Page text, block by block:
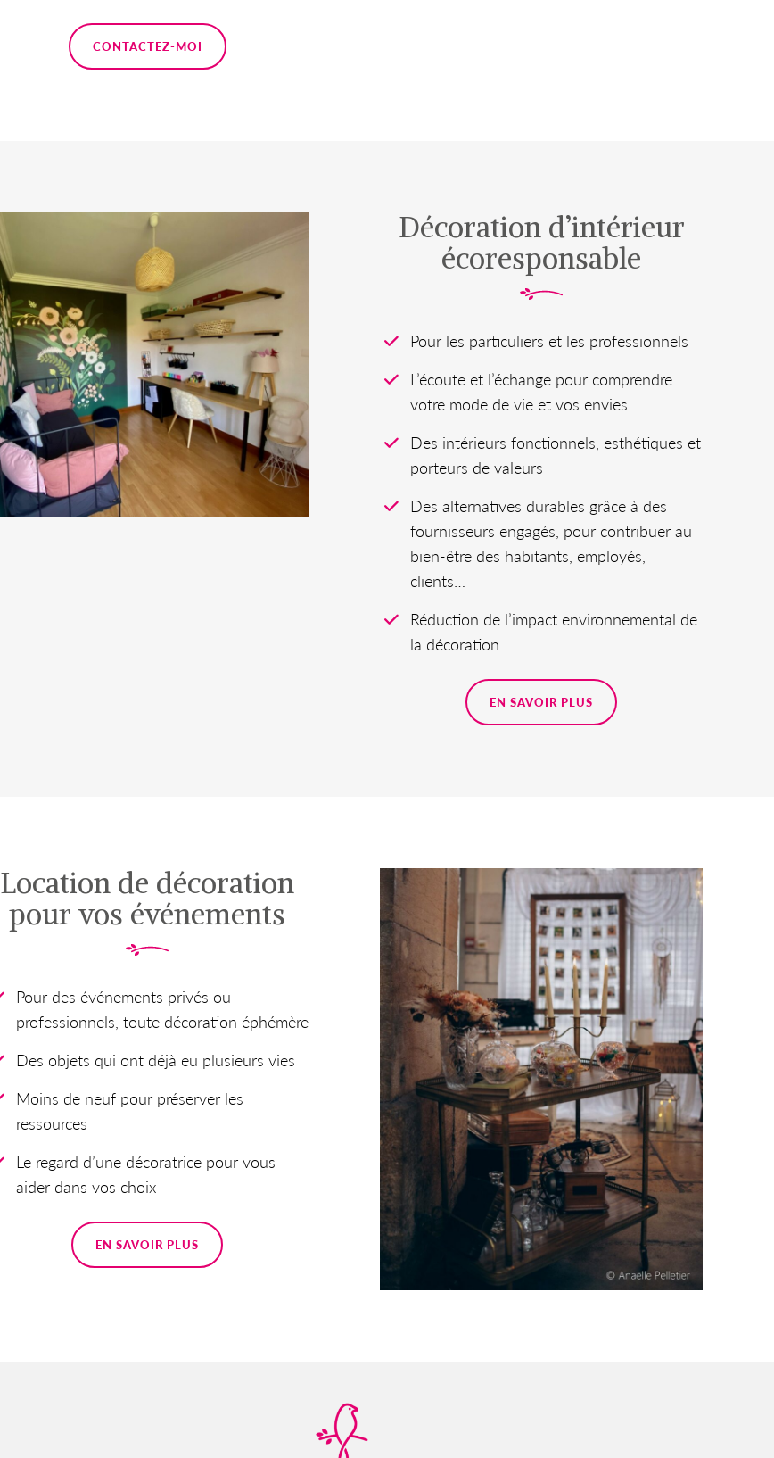
CONTACTEZ-MOI
Décoration d’intérieur
écoresponsable
Pour les particuliers et les professionnels
L’écoute et l’échange pour comprendre
votre mode de vie et vos envies
Des intérieurs fonctionnels, esthétiques et
porteurs de valeurs
Des alternatives durables grâce à des
fournisseurs engagés, pour contribuer au
bien-être des habitants, employés,
clients…
Réduction de l’impact environnemental de
la décoration
EN SAVOIR PLUS
Location de décoration
pour vos événements
Pour des événements privés ou
professionnels, toute décoration éphémère
Des objets qui ont déjà eu plusieurs vies
Moins de neuf pour préserver les
ressources
Le regard d’une décoratrice pour vous
aider dans vos choix
EN SAVOIR PLUS